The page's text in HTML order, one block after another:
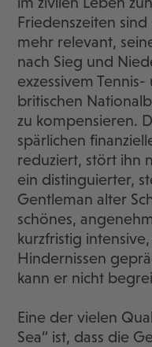
Friedenszeiten
mehr relevant,
nach Sieg und
exzessivem
britischen
zu kompensieren.
spärlichen
reduziert, stört ihn
ein distinguierter,
Gentleman alter
schönes,
kurzfristig
Hindernissen
kann er nicht
Eine der vielen
Sea“ ist, dass die